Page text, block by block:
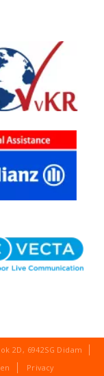
2D, 6942SG Didam
Privacy